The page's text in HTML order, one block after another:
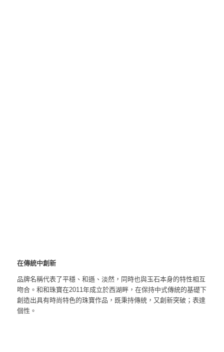
在傳統中創新
品牌名稱代表了平穩、和遜、淡然，同時也與玉石本身的特性相互
吻合。和和珠寶在2011年成立於西湖畔，在保持中式傳統的基礎下
創造出具有時尚特色的珠寶作品，既秉持傳統，又創新突破；表達
個性。